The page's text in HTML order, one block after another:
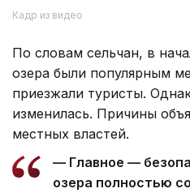
Кадр из видео
По словам сельчан, в
озера были популярным
приезжали туристы.
изменилась. Причины
местных властей.
— Главное —
озера полностью